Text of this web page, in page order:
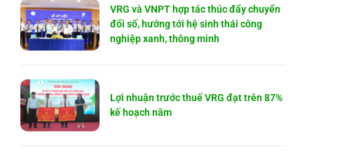
VRG và VNPT hợp tác thúc đẩy chuyển
đổi số, hướng tới hệ sinh thái công
nghiệp xanh, thông minh
Lợi nhuận trước thuế VRG đạt trên 87%
kế hoạch năm